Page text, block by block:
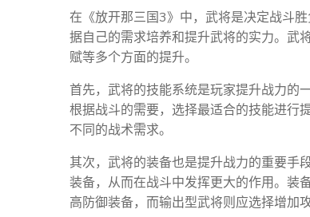
在《放开那三国3》中，武将是决定战斗
据自己的需求培养和提升武将的实力。武
赋等多个方面的提升。
首先，武将的技能系统是玩家提升战力的
根据战斗的需要，选择最适合的技能进行
不同的战术需求。
其次，武将的装备也是提升战力的重要手
装备，从而在战斗中发挥更大的作用。装
高防御装备，而输出型武将则应选择增加